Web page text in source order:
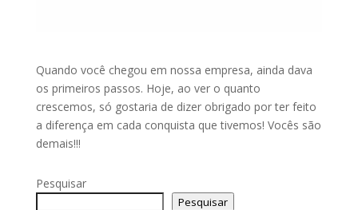
Quando você chegou em nossa empresa, ainda dava
os primeiros passos. Hoje, ao ver o quanto
crescemos, só gostaria de dizer obrigado por ter feito
a diferença em cada conquista que tivemos! Vocês são
demais!!!
Pesquisar
Pesquisar